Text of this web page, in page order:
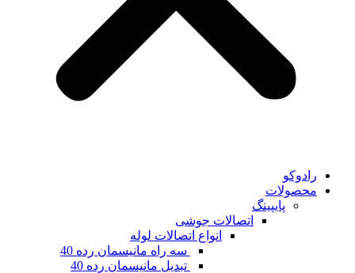
رادوکو
محصولات
پایپینگ
اتصالات جوشی
انواع اتصالات لوله
سه راه مانیسمان رده 40
تبدیل مانیسمان رده 40